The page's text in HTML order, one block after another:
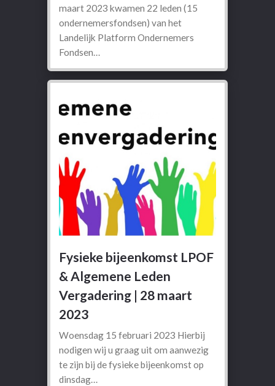
maart 2023 kwamen 22 leden (15
ondernemersfondsen) van het
Landelijk Platform Ondernemers
Fondsen…
Fysieke bijeenkomst LPOF
& Algemene Leden
Vergadering | 28 maart
2023
Woensdag 15 februari 2023 Hierbij
nodigen wij u graag uit om aanwezig
te zijn bij de fysieke bijeenkomst op
dinsdag…